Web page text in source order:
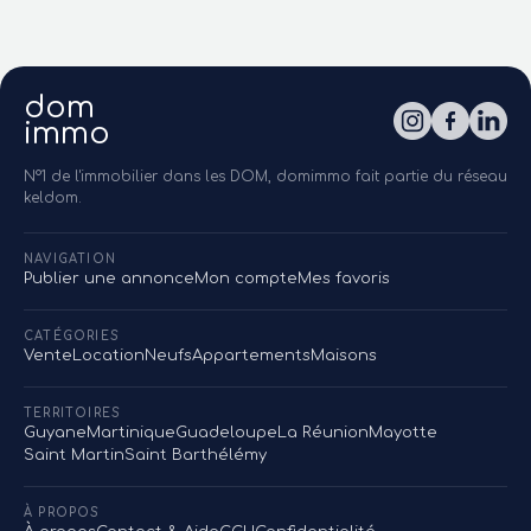
dom
immo
N°1 de l'immobilier dans les DOM, domimmo fait partie du réseau
keldom.
NAVIGATION
Publier une annonceMon compteMes favoris
CATÉGORIES
Vente LocationNeufsAppartementsMaisons
TERRITOIRES
GuyaneMartiniqueGuadeloupe La RéunionMayotte
Saint MartinSaint Barthélémy
À PROPOS